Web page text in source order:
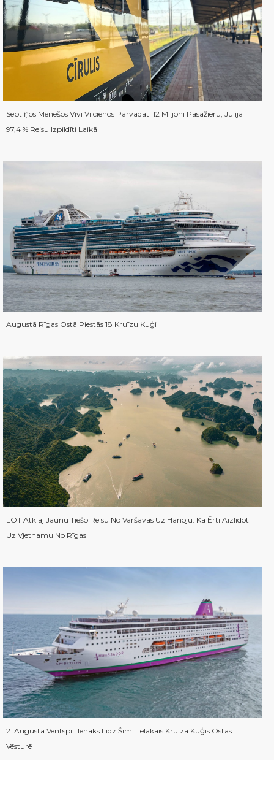
Septiņos Mēnešos Vivi Vilcienos Pārvadāti 12 Miljoni Pasažieru; Jūlijā
97,4 % Reisu Izpildīti Laikā
Augustā Rīgas Ostā Piestās 18 Kruīzu Kuģi
LOT Atklāj Jaunu Tiešo Reisu No Varšavas Uz Hanoju: Kā Ērti Aizlidot
Uz Vjetnamu No Rīgas
2. Augustā Ventspilī Ienāks Līdz Šim Lielākais Kruīza Kuģis Ostas
Vēsturē